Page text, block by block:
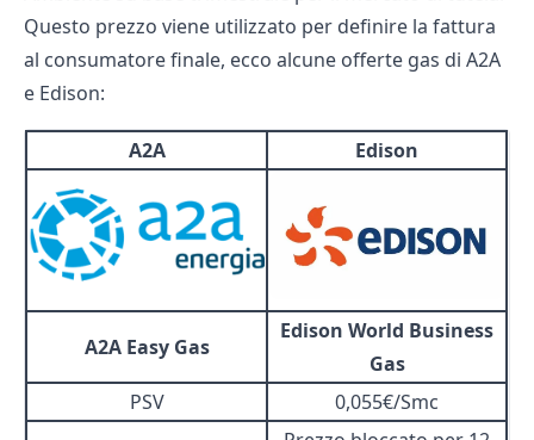
Questo prezzo viene utilizzato per definire la fattura
al consumatore finale, ecco alcune offerte gas di A2A
e Edison:
A2A Edison
A2A Easy Gas
Edison World Business
Gas
PSV
0,055€/Smc